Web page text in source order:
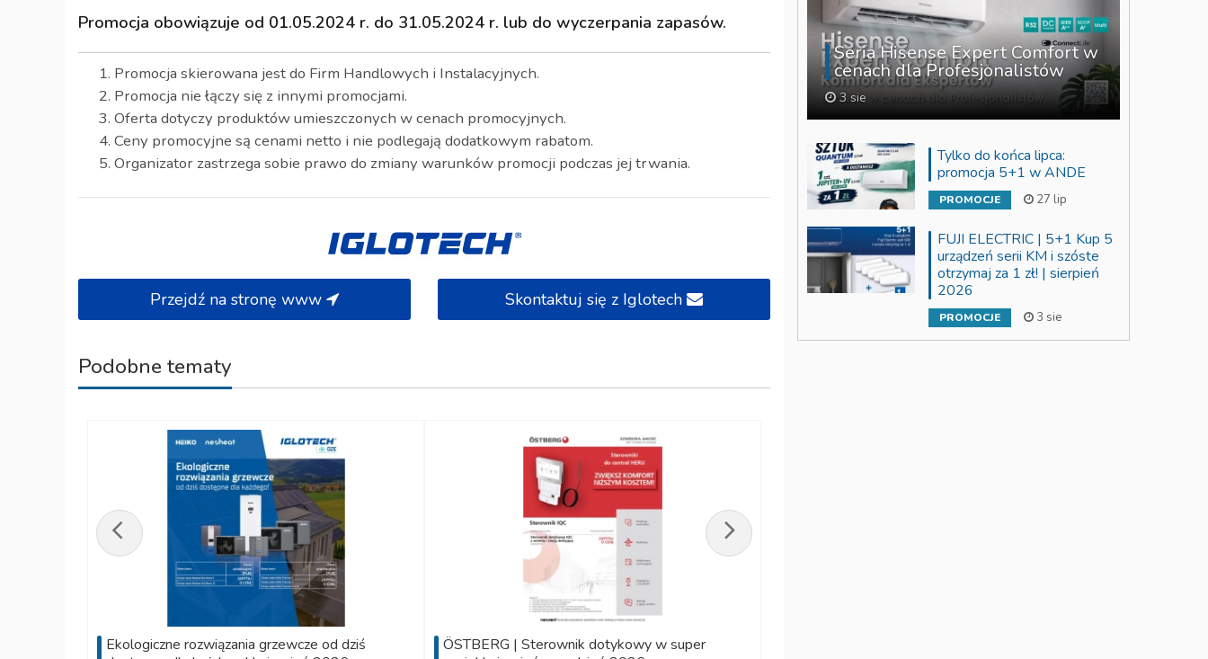
Promocja obowiązuje od 01.05.2024 r. do 31.05.2024 r. lub do wyczerpania zapasów.
Promocja skierowana jest do Firm Handlowych i Instalacyjnych.
Promocja nie łączy się z innymi promocjami.
Oferta dotyczy produktów umieszczonych w cenach promocyjnych.
Ceny promocyjne są cenami netto i nie podlegają dodatkowym rabatom.
Organizator zastrzega sobie prawo do zmiany warunków promocji podczas jej trwania.
Przejdź na stronę www Skontaktuj się z Iglotech
Podobne tematy
Ekologiczne rozwiązania grzewcze od dziś
ÖSTBERG | Sterownik dotykowy w super
Seria Hisense Expert Comfort w
cenach dla Profesjonalistów
3 sie
Tylko do końca lipca:
promocja 5+1 w ANDE
PROMOCJE 27 lip
FUJI ELECTRIC | 5+1 Kup 5
urządzeń serii KM i szóste
otrzymaj za 1 zł! | sierpień
2026
PROMOCJE 3 sie